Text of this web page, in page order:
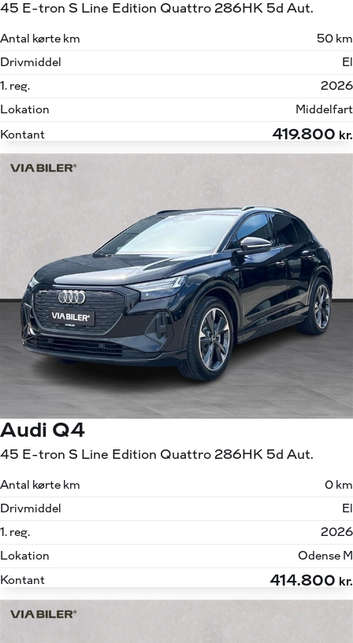
45 E-tron S Line Edition Quattro 286HK 5d Aut.
Antal kørte km
50 km
Drivmiddel
El
1. reg.
2026
Lokation
Middelfart
Kontant
419.800 kr.
Audi Q4
45 E-tron S Line Edition Quattro 286HK 5d Aut.
Antal kørte km
0 km
Drivmiddel
El
1. reg.
2026
Lokation
Odense M
Kontant
414.800 kr.